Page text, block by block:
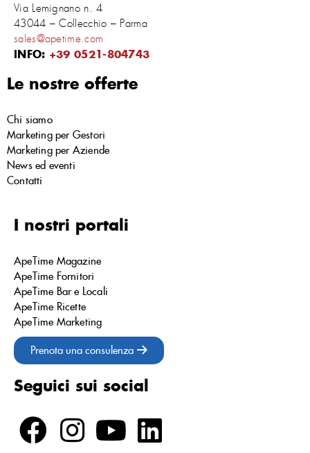
Via Lemignano n. 4
43044 – Collecchio – Parma
sales@apetime.com
INFO: +39 0521-804743
Le nostre offerte
Chi siamo
Marketing per Gestori
Marketing per Aziende
News ed eventi
Contatti
I nostri portali
ApeTime Magazine
ApeTime Fornitori
ApeTime Bar e Locali
ApeTime Ricette
ApeTime Marketing
Prenota una consulenza
Seguici sui social